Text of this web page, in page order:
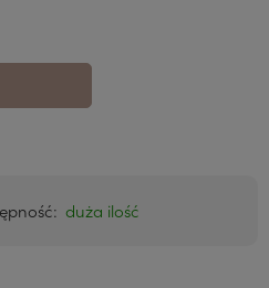
duża ilość